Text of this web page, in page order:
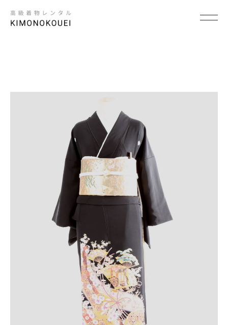
結婚式
結納
卒入学式・卒入園式
パーティ・ビジネス
七五三
成人式
叙勲
観劇・お茶会・街歩き
夏のイベント
ITEM